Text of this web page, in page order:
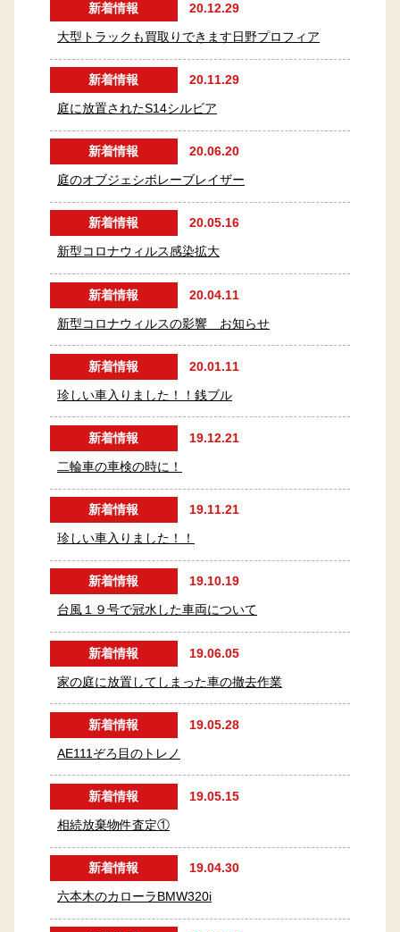
新着情報 20.12.29
大型トラックも買取りできます日野プロフィア
新着情報 20.11.29
庭に放置されたS14シルビア
新着情報 20.06.20
庭のオブジェシボレーブレイザー
新着情報 20.05.16
新型コロナウィルス感染拡大
新着情報 20.04.11
新型コロナウィルスの影響 お知らせ
新着情報 20.01.11
珍しい車入りました！！銭ブル
新着情報 19.12.21
二輪車の車検の時に！
新着情報 19.11.21
珍しい車入りました！！
新着情報 19.10.19
台風１９号で冠水した車両について
新着情報 19.06.05
家の庭に放置してしまった車の撤去作業
新着情報 19.05.28
AE111ぞろ目のトレノ
新着情報 19.05.15
相続放棄物件査定①
新着情報 19.04.30
六本木のカローラBMW320i